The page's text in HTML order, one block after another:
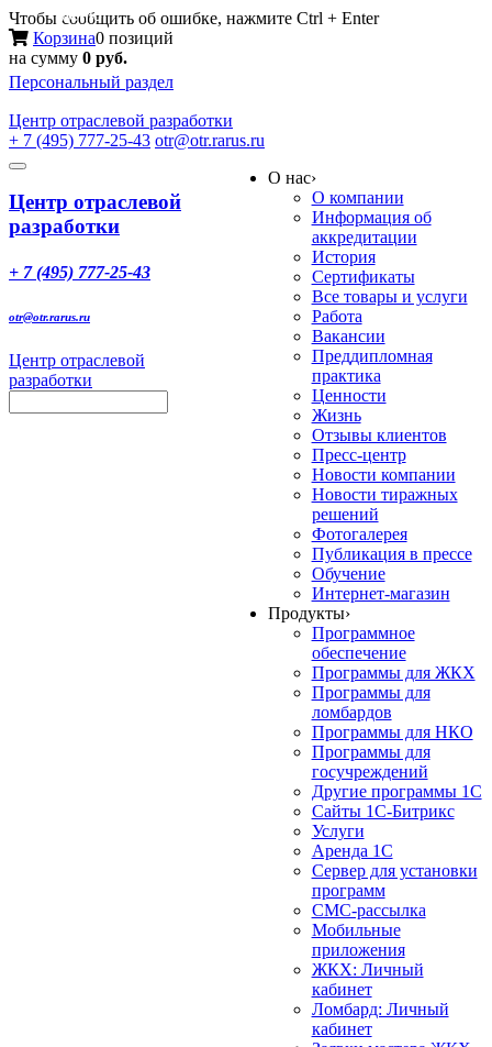
Чтобы сообщить об ошибке, нажмите Ctrl + Enter
Корзина0 позиций
на сумму 0 руб.
Персональный раздел
Центр отраслевой разработки
+ 7 (495) 777-25-43 otr@otr.rarus.ru
Toggle
Меню
Центр отраслевой
разработки
+ 7 (495) 777-25-43
otr@otr.rarus.ru
Центр отраслевой
разработки
О нас›
О компании
Информация об
аккредитации
История
Сертификаты
Все товары и услуги
Работа
Вакансии
Преддипломная
практика
Ценности
Жизнь
Отзывы клиентов
Пресс-центр
Новости компании
Новости тиражных
решений
Фотогалерея
Публикация в прессе
Обучение
Интернет-магазин
Продукты›
Программное
обеспечение
Программы для ЖКХ
Программы для
ломбардов
Программы для НКО
Программы для
госучреждений
Другие программы 1С
Сайты 1С-Битрикс
Услуги
Аренда 1С
Сервер для установки
программ
СМС-рассылка
Мобильные
приложения
ЖКХ: Личный
кабинет
Ломбард: Личный
кабинет